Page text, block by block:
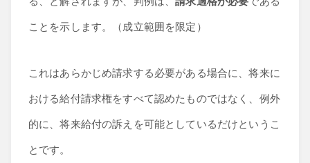
ことを示します。（成立範囲を限定）
これはあらかじめ請求する必要がある場合に、将来に
おける給付請求権をすべて認めたものではなく、例外
的に、将来給付の訴えを可能としているだけというこ
とです。